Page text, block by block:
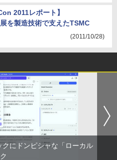
2011レポート】
を製造技術で支えたTSMC
(2011/10/28)
クにドンピシャな「ローカル